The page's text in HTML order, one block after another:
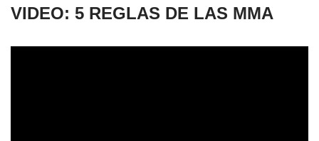
VIDEO: 5 REGLAS DE LAS MMA